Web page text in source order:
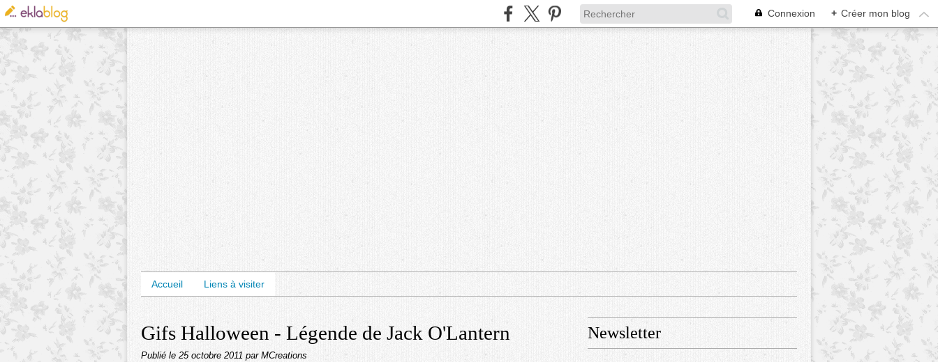
Connexion + Créer mon blog
Accueil Liens à visiter
Gifs Halloween - Légende de Jack O'Lantern
Publié le 25 octobre 2011 par MCreations
Newsletter